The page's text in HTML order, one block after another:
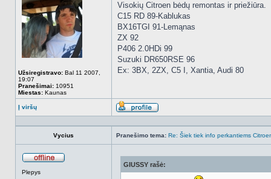
Užsiregistravo: Bal 11 2007,
19:07
Pranešimai: 10951
Miestas: Kaunas
Visokių Citroen bėdų remontas ir priežiūra.
C15 RD 89-Kablukas
BX16TGI 91-Lemąnas
ZX 92
P406 2.0HDi 99
Suzuki DR650RSE 96
Ex: 3BX, 2ZX, C5 I, Xantia, Audi 80
Į viršų
Aprašymas
Vycius Pranešimo tema: Re: Šiek tiek info perkantiems
Plepys
GIUSSY rašė: